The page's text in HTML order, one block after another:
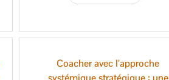
Coacher avec l’approche